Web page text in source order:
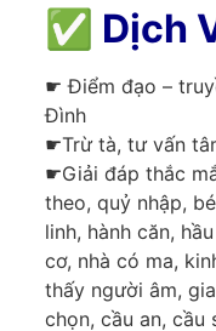
✅ Dịch
☛ Điểm đạo –
Đình
☛Trừ tà, tư vấn
☛Giải đáp thắc
theo, quỷ nhập,
linh, hành căn,
cơ, nhà có ma,
thấy người âm,
chọn, cầu an, cầu